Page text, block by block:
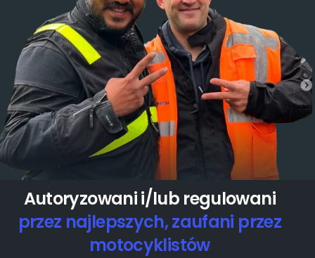
Autoryzowani i/lub regulowani
przez najlepszych, zaufani przez
motocyklistów